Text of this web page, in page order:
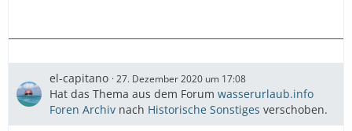
el-capitano 27. Dezember 2020 um 17:08
Hat das Thema aus dem Forum wasserurlaub.info
Foren Archiv nach Historische Sonstiges verschoben.